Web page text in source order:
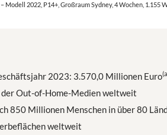
Modell 2022, P14+, Großraum Sydney, 4 Wochen, 1.155
2023: 3.570,0 Millionen Euro
der Out-of-Home-Medien weltweit
850 Millionen Menschen in über 80
weltweit